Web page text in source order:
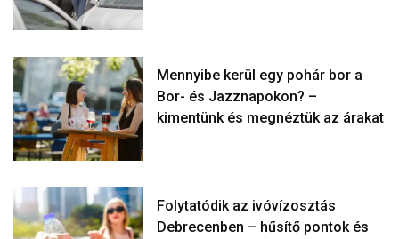
Mennyibe kerül egy pohár bor a
Bor- és Jazznapokon? –
kimentünk és megnéztük az árakat
Folytatódik az ivóvízosztás
Debrecenben – hűsítő pontok és